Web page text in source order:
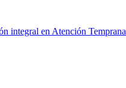
integral en Atención